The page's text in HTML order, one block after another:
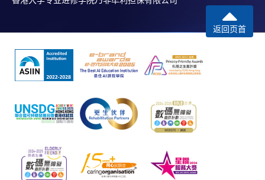
返回页首